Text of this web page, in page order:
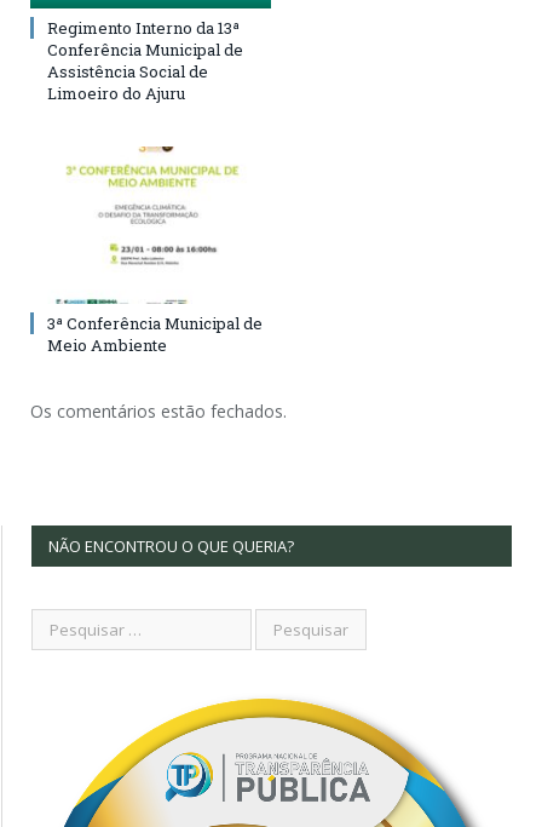
Regimento Interno da 13ª
Conferência Municipal de
Assistência Social de
Limoeiro do Ajuru
3ª Conferência Municipal de
Meio Ambiente
Os comentários estão fechados.
NÃO ENCONTROU O QUE QUERIA?